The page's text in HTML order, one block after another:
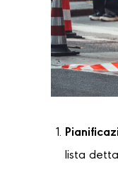
lista